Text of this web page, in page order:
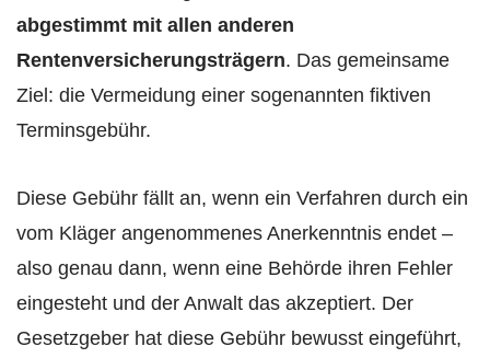
abgestimmt mit allen anderen
Rentenversicherungsträgern. Das gemeinsame
Ziel: die Vermeidung einer sogenannten fiktiven
Terminsgebühr.
Diese Gebühr fällt an, wenn ein Verfahren durch ein
vom Kläger angenommenes Anerkenntnis endet –
also genau dann, wenn eine Behörde ihren Fehler
eingesteht und der Anwalt das akzeptiert. Der
Gesetzgeber hat diese Gebühr bewusst eingeführt,